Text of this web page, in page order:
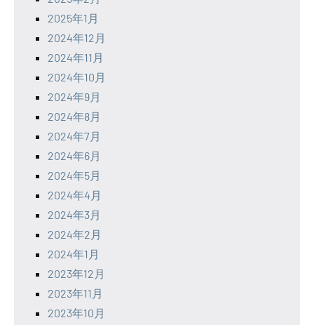
2025年1月
2024年12月
2024年11月
2024年10月
2024年9月
2024年8月
2024年7月
2024年6月
2024年5月
2024年4月
2024年3月
2024年2月
2024年1月
2023年12月
2023年11月
2023年10月